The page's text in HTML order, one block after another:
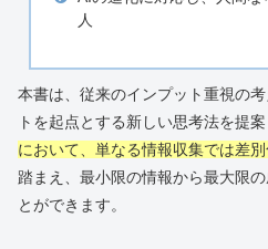
人
本書は、従来のインプット重視の
トを起点とする新しい思考法を提
において、単なる情報収集では差
踏まえ、最小限の情報から最大限
とができます。